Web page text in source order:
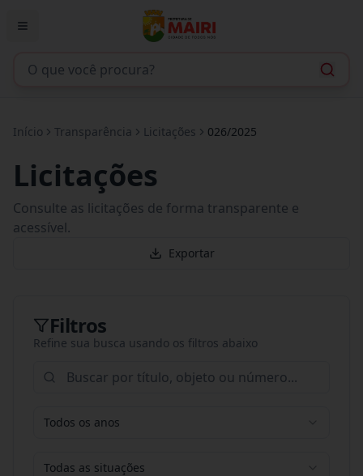
Início Transparência Licitações 026/2025
Licitações
Consulte as licitações de forma transparente e
acessível.
Exportar
Filtros
Refine sua busca usando os filtros abaixo
Todos os anos
Todas as situações